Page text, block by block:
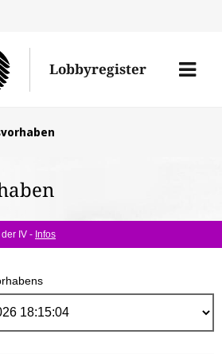
Lobbyregister
Menü
IV - Infos